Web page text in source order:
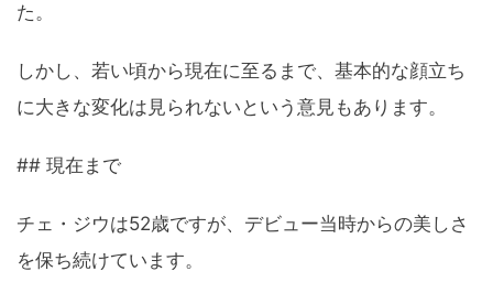
た。
しかし、若い頃から現在に至るまで、基本的な顔立ち
に大きな変化は見られないという意見もあります。
## 現在まで
チェ・ジウは52歳ですが、デビュー当時からの美しさ
を保ち続けています。